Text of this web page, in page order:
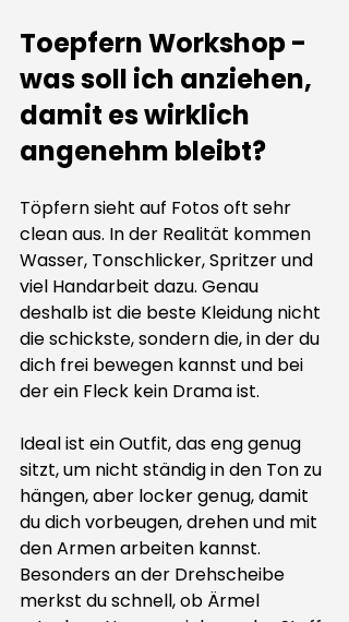
Toepfern Workshop -
was soll ich anziehen,
damit es wirklich
angenehm bleibt?
Töpfern sieht auf Fotos oft sehr
clean aus. In der Realität kommen
Wasser, Tonschlicker, Spritzer und
viel Handarbeit dazu. Genau
deshalb ist die beste Kleidung nicht
die schickste, sondern die, in der du
dich frei bewegen kannst und bei
der ein Fleck kein Drama ist.
Ideal ist ein Outfit, das eng genug
sitzt, um nicht ständig in den Ton zu
hängen, aber locker genug, damit
du dich vorbeugen, drehen und mit
den Armen arbeiten kannst.
Besonders an der Drehscheibe
merkst du schnell, ob Ärmel